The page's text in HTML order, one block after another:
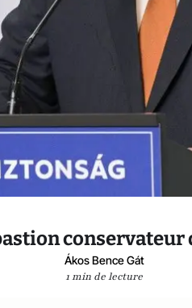
conservateur
Ákos Bence Gát
1 min de lecture